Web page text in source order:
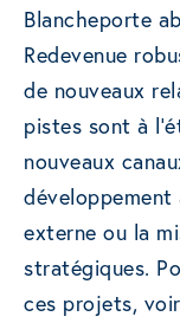
Blancheporte
Redevenue
de nouveaux
pistes sont à
nouveaux
développement
externe ou la
stratégiques.
ces projets,